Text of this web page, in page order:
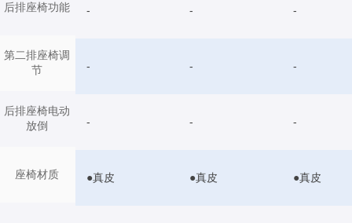
后排座椅功能
第二排座椅调
节
后排座椅电动
放倒
座椅材质
- - -
- - -
- - -
●真皮 ●真皮 ●真皮